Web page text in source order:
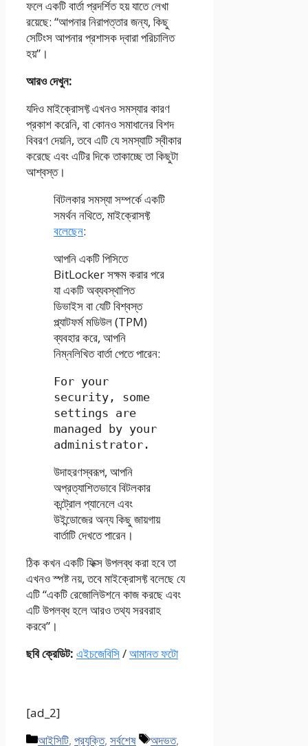
ফলে একটি বার্তা প্রদর্শিত হয় যাতে লেখা
রয়েছে: “আপনার নিরাপত্তার জন্য, কিছু
সেটিংস আপনার প্রশাসক দ্বারা পরিচালিত
হয়”।
আরও দেখুন:
যদিও মাইক্রোসফ্ট এখনও সমস্যার কারণ
প্রকাশ করেনি, বা কোনও সমাধানের বিশদ
বিবরণ দেয়নি, তবে এটি যে সমস্যাটি স্বীকার
করেছে এবং এটির দিকে তাকাচ্ছে তা কিছুটা
আশ্বস্ত।
বিটলকার সমস্যা সম্পর্কে একটি
সমর্থন নথিতে, মাইক্রোসফ্ট
বলেছেন:
আপনি একটি পিসিতে
BitLocker সক্ষম করার পরে
যা একটি অব্যবস্থাপিত
ডিভাইস বা যেটি বিশ্বস্ত
প্ল্যাটফর্ম মডিউল (TPM)
ব্যবহার করে, আপনি
নিম্নলিখিত বার্তা পেতে পারেন:
For your
security, some
settings are
managed by your
administrator.
উদাহরণস্বরূপ, আপনি
অপ্রত্যাশিতভাবে বিটলকার
কন্ট্রোল প্যানেলে এবং
উইন্ডোজের অন্য কিছু জায়গায়
বার্তাটি দেখতে পারেন।
ঠিক কখন একটি ফিক্স উপলব্ধ করা হবে তা
এখনও স্পষ্ট নয়, তবে মাইক্রোসফ্ট বলেছে যে
এটি “একটি রেজোলিউশনে কাজ করছে এবং
এটি উপলব্ধ হলে আরও তথ্য সরবরাহ
করবে”।
ছবি ক্রেডিট: এইচজেবিসি/আমানত ফটো
[ad_2]
Categories
আইসিটি, প্রযুক্তি, সর্বশেষ Tags
অদভত,